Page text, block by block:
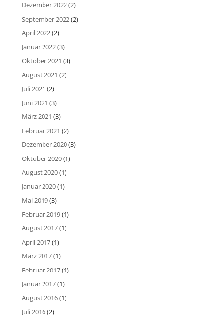
Dezember 2022(2)
September 2022(2)
April 2022(2)
Januar 2022(3)
Oktober 2021 (3)
August 2021 (2)
Juli 2021 (2)
Juni 2021 (3)
März 2021 (3)
Februar 2021 (2)
Dezember 2020(3)
Oktober 2020(1)
August 2020(1)
Januar 2020(1)
Mai 2019(3)
Februar 2019(1)
August 2017(1)
April 2017(1)
März 2017(1)
Februar 2017(1)
Januar 2017(1)
August 2016(1)
Juli 2016(2)